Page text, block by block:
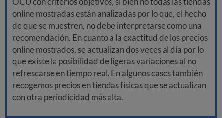
online mostradas están analizadas por lo que, el hecho
de que se muestren, no debe interpretarse como una
recomendación. En cuanto a la exactitud de los precios
online mostrados, se actualizan dos veces al día por lo
que existe la posibilidad de ligeras variaciones al no
refrescarse en tiempo real. En algunos casos también
recogemos precios en tiendas físicas que se actualizan
con otra periodicidad más alta.